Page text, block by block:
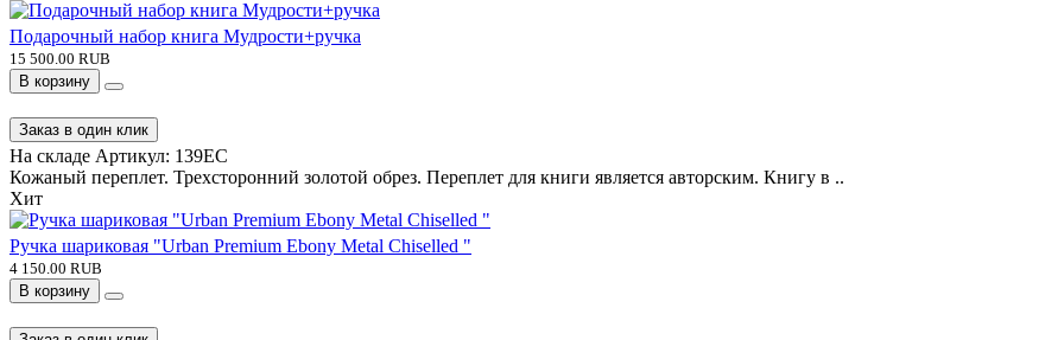
Подарочный набор книга Мудрости+ручка
15 500.00 RUB
В корзину
Заказ в один клик
На складе Артикул: 139EC
Кожаный переплет. Трехсторонний золотой обрез. Переплет для книги является авторским. Книгу в ..
Хит
Ручка шариковая "Urban Premium Ebony Metal Chiselled "
4 150.00 RUB
В корзину